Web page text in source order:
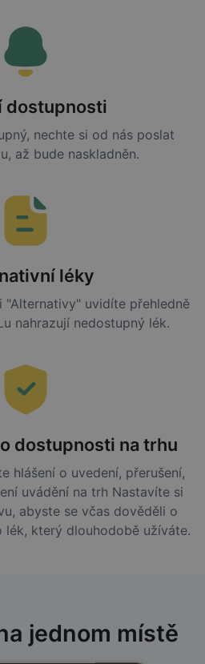
dostupnosti
nechte si od nás poslat
až bude naskladněn.
léky
"Alternativy" uvidíte přehledně
nahrazují nedostupný lék.
dostupnosti na trhu
hlášení o uvedení, přerušení,
uvádění na trh Nastavíte si
abyste se včas dověděli o
lék, který dlouhodobě užíváte.
jednom místě